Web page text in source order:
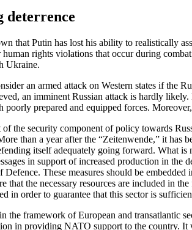
deterrence
that Putin has lost his ability to realistically
rights violations that occur during
Ukraine.
an armed attack on Western states if the
an imminent Russian attack is hardly
prepared and equipped forces.
the security component of policy towards
than a year after the “Zeiten­wende,” it
itself adequately going forward. What
in support of increased production in
These measures should be
that the necessary resources are included in
in order to guarantee that this sec­tor is
the framework of European and transatlantic
in providing NATO sup­port to the country.